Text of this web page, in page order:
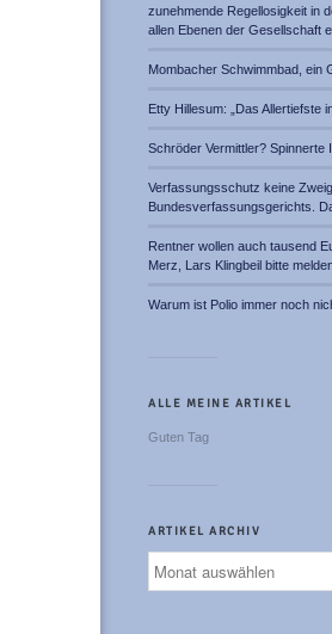
zunehmende Regellosigkeit in
allen Ebenen der Gesellschaft
Mombacher Schwimmbad, ein
Etty Hillesum: „Das Allertiefste
Schröder Vermittler? Spinnerte
Verfassungsschutz keine
Bundesverfassungsgerichts.
Rentner wollen auch tausend
Merz, Lars Klingbeil bitte
Warum ist Polio immer noch
ALLE MEINE ARTIKEL
Guten Tag
ARTIKEL ARCHIV
Artikel
Archiv